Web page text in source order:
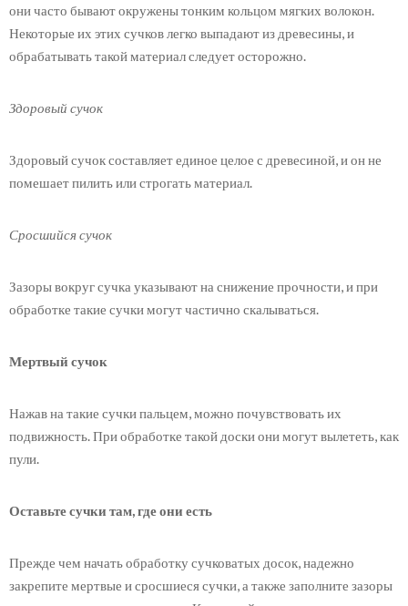
они часто бывают окружены тонким кольцом мягких волокон.
Некоторые их этих сучков легко выпадают из древесины, и
обрабатывать такой материал следует осторожно.
Здоровый сучок
Здоровый сучок составляет единое целое с древесиной, и он не
помешает пилить или строгать материал.
Сросшийся сучок
Зазоры вокруг сучка указывают на снижение прочности, и при
обработке такие сучки могут частично скалываться.
Мертвый сучок
Нажав на такие сучки пальцем, можно почувствовать их
подвижность. При обработке такой доски они могут вылететь, как
пули.
Оставьте сучки там, где они есть
Прежде чем начать обработку сучковатых досок, надежно
закрепите мертвые и сросшиеся сучки, а также заполните зазоры